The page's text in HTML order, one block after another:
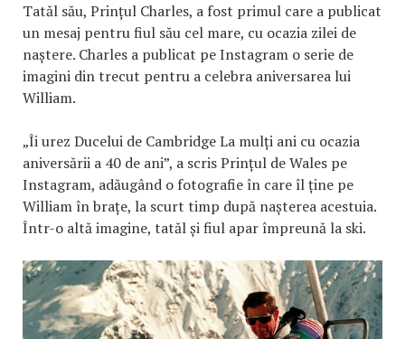
Tatăl său, Prințul Charles, a fost primul care a publicat
un mesaj pentru fiul său cel mare, cu ocazia zilei de
naștere. Charles a publicat pe Instagram o serie de
imagini din trecut pentru a celebra aniversarea lui
William.
„Îi urez Ducelui de Cambridge La mulți ani cu ocazia
aniversării a 40 de ani”, a scris Prințul de Wales pe
Instagram, adăugând o fotografie în care îl ține pe
William în brațe, la scurt timp după nașterea acestuia.
Într-o altă imagine, tatăl și fiul apar împreună la ski.